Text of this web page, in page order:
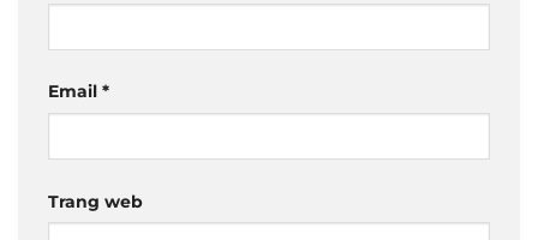
Email *
Trang web